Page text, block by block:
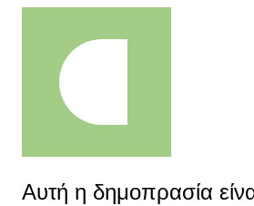
Αυτή η δημοπρασία